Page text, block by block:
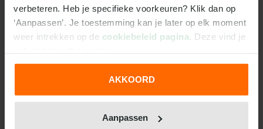
verbeteren. Heb je specifieke voorkeuren? Klik dan op
‘Aanpassen’. Je toestemming kan je later op elk moment
weer intrekken op de cookiebeleid pagina . Deze vind je
We werken samen met31 derdendie uw gegevens
AKKOORD
Aanpassen
VOORSPELLING TOTO
Het ontbreken van een aantal dragende krachten bij
harten doen oplaaien, maar Ajax is ook tegen een
gehavend Chelsea bepaald niet de favoriet. Liefst
10,5 (!) keer je inlegkrijg je terug bij een overwinning
doelpunt van de Amsterdammers alleen al staat